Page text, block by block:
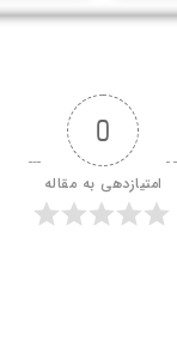
0
امتیازدهی به مقاله